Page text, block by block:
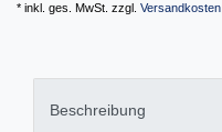
* inkl. ges. MwSt. zzgl. Versandkosten
Beschreibung